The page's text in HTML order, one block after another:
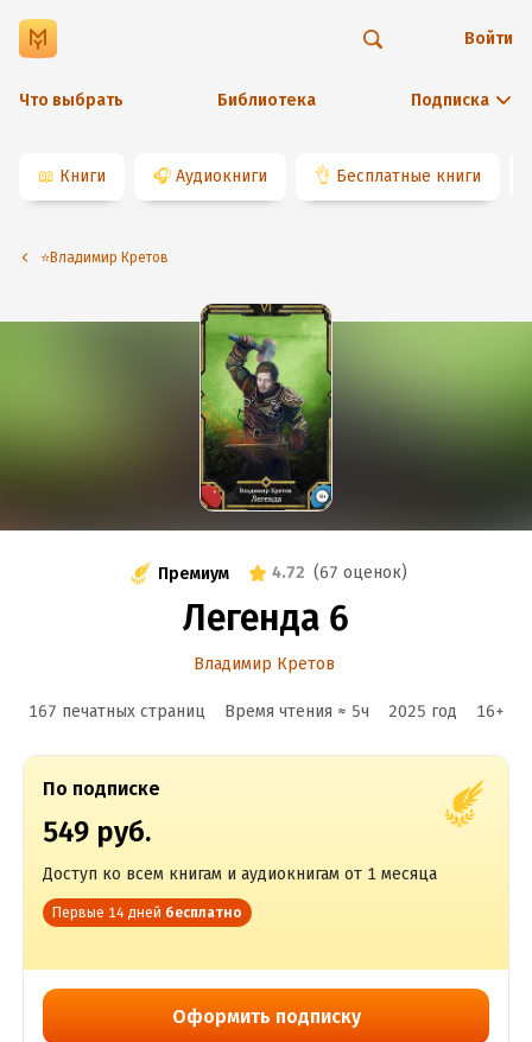
Что выбрать Библиотека Подписка
Войти
📖 Книги 🎧 Аудиокниги 👌 Бесплатные книги
⭐️Владимир Кретов
Премиум 4.72 (67 оценок)
Легенда 6
Владимир Кретов
167 печатных страниц Время чтения ≈ 5ч 2025 год 16+
По подписке
549 руб.
Доступ ко всем книгам и аудиокнигам от 1 месяца
Первые 14 дней бесплатно
Оформить подписку